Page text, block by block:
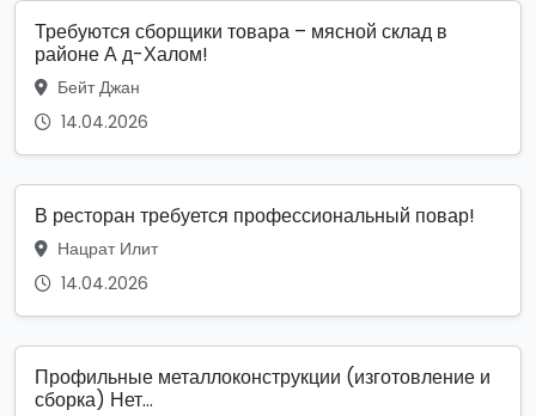
Требуются сборщики товара – мясной склад в
районе А д-Халом!
Бейт Джан
14.04.2026
В ресторан требуется профессиональный повар!
Нацрат Илит
14.04.2026
Профильные металлоконструкции (изготовление и
сборка) Нет...